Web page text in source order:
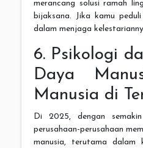
merancang solusi ramah
bijaksana. Jika kamu
dalam menjaga
6. Psikologi
Daya
Manusia di
Di 2025, dengan
perusahaan-perusahaan
manusia, terutama dalam